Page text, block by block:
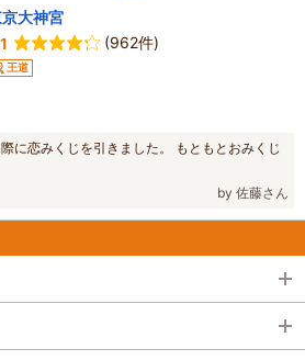
大神宮
(962件)
王道
に恋みくじを引きました。 もともとおみくじ
by 佐藤さん